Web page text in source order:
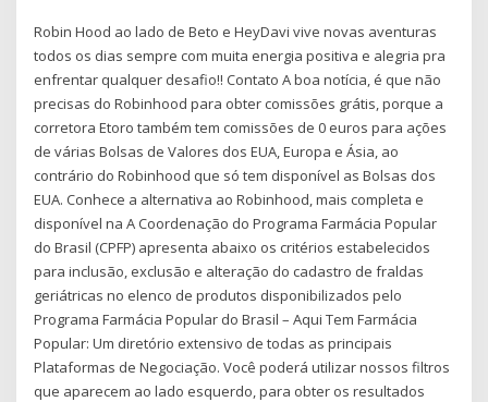
Robin Hood ao lado de Beto e HeyDavi vive novas aventuras
todos os dias sempre com muita energia positiva e alegria pra
enfrentar qualquer desafio!! Contato A boa notícia, é que não
precisas do Robinhood para obter comissões grátis, porque a
corretora Etoro também tem comissões de 0 euros para ações
de várias Bolsas de Valores dos EUA, Europa e Ásia, ao
contrário do Robinhood que só tem disponível as Bolsas dos
EUA. Conhece a alternativa ao Robinhood, mais completa e
disponível na A Coordenação do Programa Farmácia Popular
do Brasil (CPFP) apresenta abaixo os critérios estabelecidos
para inclusão, exclusão e alteração do cadastro de fraldas
geriátricas no elenco de produtos disponibilizados pelo
Programa Farmácia Popular do Brasil – Aqui Tem Farmácia
Popular: Um diretório extensivo de todas as principais
Plataformas de Negociação. Você poderá utilizar nossos filtros
que aparecem ao lado esquerdo, para obter os resultados